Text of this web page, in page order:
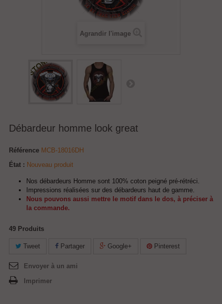
Agrandir l'image
Débardeur homme look great
Référence MCB-18016DH
État : Nouveau produit
Nos débardeurs Homme sont 100% coton peigné pré-rétréci.
Impressions réalisées sur des débardeurs haut de gamme.
Nous pouvons aussi mettre le motif dans le dos, à préciser à
la commande.
49 Produits
Tweet Partager Google+ Pinterest
Envoyer à un ami
Imprimer